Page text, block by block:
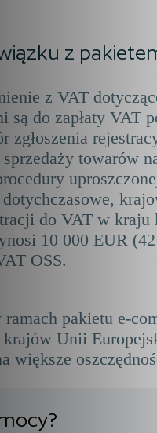
z
z VAT
są do zapłaty VAT
zgłoszenia
towarów
do VAT w
10 000 EUR
OSS.
pakietu e-
Unii
większe